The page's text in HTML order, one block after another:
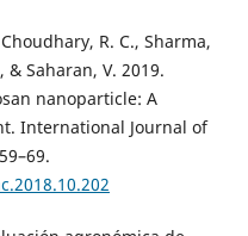
R. C., Sharma,
& Saharan, V. 2019.
nanoparticle: A
International Journal of